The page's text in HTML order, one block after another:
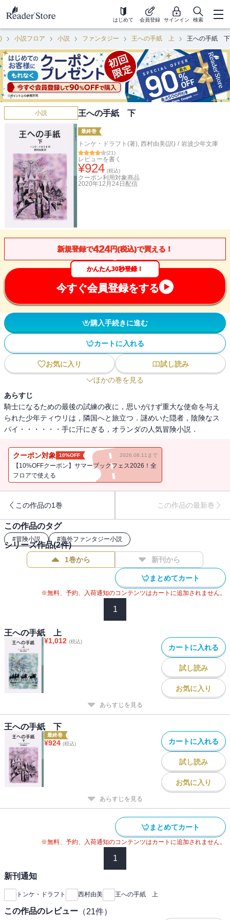
はじめて 会員登録 サインイン 検索
小説フロア 小説 ファンタジー 王への手紙 上 王への手紙 下
小説 王への手紙 下
最終巻
トンケ・ドラフト(著), 西村由美(訳) / 岩波少年文庫
(21)
レビューを書く
¥924 (税込)
クーポン利用対象商品
2020年12月24日 配信
新規登録で424円(税込)で買える！
かんたん30秒登録！
今すぐ会員登録をする
購入手続きに進む
カートに入れる
お気に入り
試し読み
ほかの巻を見る
あらすじ
騎士になるための最後の試練の夜に，思いがけず重大な使命を与え
られた少年ティウリは，隣国へと旅立つ．謎めいた隠者，陰険なス
パイ・・・・・・手に汗にぎる，オランダの人気冒険小説．
クーポン対象 10%OFF 2026.08.11まで
【10%OFFクーポン】サマーブックフェス2026！全
フロアで使える
この作品の1巻 この作品の最新巻
この作品のタグ
#冒険小説 #海外ファンタジー小説
シリーズ作品(2件)
1巻から 新刊から
まとめてカート
※無料、予約、入荷通知のコンテンツはカートに追加されません。
1
王への手紙 上
¥1,012 (税込)
カートに入れる
試し読み
お気に入り
あらすじを見る
王への手紙 下
最終巻
¥924 (税込) カートに入れる
試し読み
お気に入り
あらすじを見る
まとめてカート
※無料、予約、入荷通知のコンテンツはカートに追加されません。
1
新刊通知
トンケ・ドラフト 西村由美 王への手紙 上
この作品のレビュー （21件）